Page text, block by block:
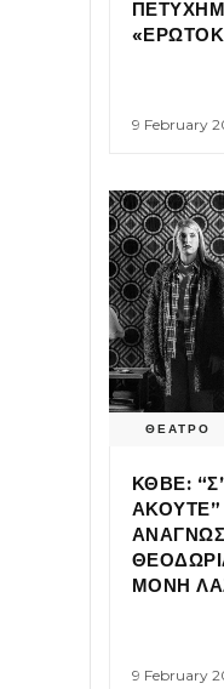
9 February
ΘΕΑΤΡΟ
ΚΘΒΕ:
ΑΚΟΥΤΕ”
ΜΟΝΗ
9 February